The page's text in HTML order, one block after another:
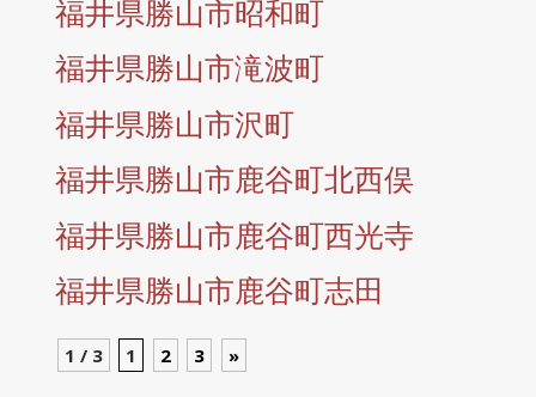
福井県勝山市昭和町
福井県勝山市滝波町
福井県勝山市沢町
福井県勝山市鹿谷町北西俣
福井県勝山市鹿谷町西光寺
福井県勝山市鹿谷町志田
1 / 3 1 2 3 »